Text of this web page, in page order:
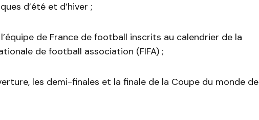
d’été et d’hiver ;
de France de football inscrits au calendrier de la
de football association (FIFA) ;
les demi-finales et la finale de la Coupe du monde de